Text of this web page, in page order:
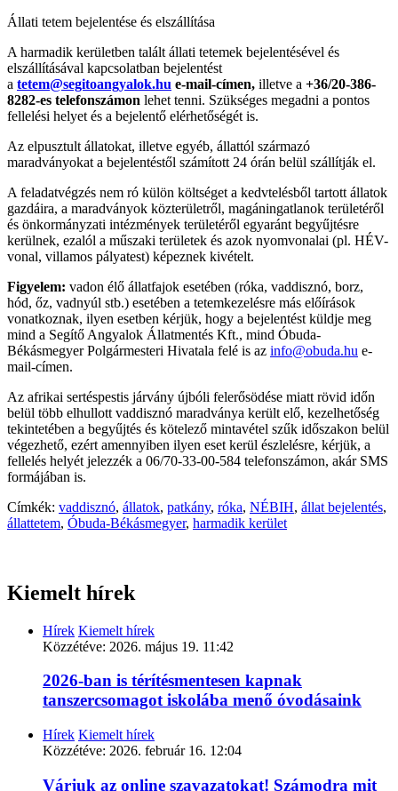
Állati tetem bejelentése és elszállítása
A harmadik kerületben talált állati tetemek bejelentésével és
elszállításával kapcsolatban bejelentést
a tetem@segitoangyalok.hu e-mail-címen, illetve a +36/20-386-
8282-es telefonszámon lehet tenni. Szükséges megadni a pontos
fellelési helyet és a bejelentő elérhetőségét is.
Az elpusztult állatokat, illetve egyéb, állattól származó
maradványokat a bejelentéstől számított 24 órán belül szállítják el.
A feladatvégzés nem ró külön költséget a kedvtelésből tartott állatok
gazdáira, a maradványok közterületről, magáningatlanok területéről
és önkormányzati intézmények területéről egyaránt begyűjtésre
kerülnek, ezalól a műszaki területek és azok nyomvonalai (pl. HÉV-
vonal, villamos pályatest) képeznek kivételt.
Figyelem: vadon élő állatfajok esetében (róka, vaddisznó, borz,
hód, őz, vadnyúl stb.) esetében a tetemkezelésre más előírások
vonatkoznak, ilyen esetben kérjük, hogy a bejelentést küldje meg
mind a Segítő Angyalok Állatmentés Kft., mind Óbuda-
Békásmegyer Polgármesteri Hivatala felé is az info@obuda.hu e-
mail-címen.
Az afrikai sertéspestis járvány újbóli felerősödése miatt rövid időn
belül több elhullott vaddisznó maradványa került elő, kezelhetőség
tekintetében a begyűjtés és kötelező mintavétel szűk időszakon belül
végezhető, ezért amennyiben ilyen eset kerül észlelésre, kérjük, a
fellelés helyét jelezzék a 06/70-33-00-584 telefonszámon, akár SMS
formájában is.
Címkék: vaddisznó, állatok, patkány, róka, NÉBIH, állat bejelentés,
állattetem, Óbuda-Békásmegyer, harmadik kerület
Kiemelt hírek
Hírek Kiemelt hírek
Közzétéve: 2026. május 19. 11:42
2026-ban is térítésmentesen kapnak
tanszercsomagot iskolába menő óvodásaink
Hírek Kiemelt hírek
Közzétéve: 2026. február 16. 12:04
Várjuk az online szavazatokat! Számodra mit